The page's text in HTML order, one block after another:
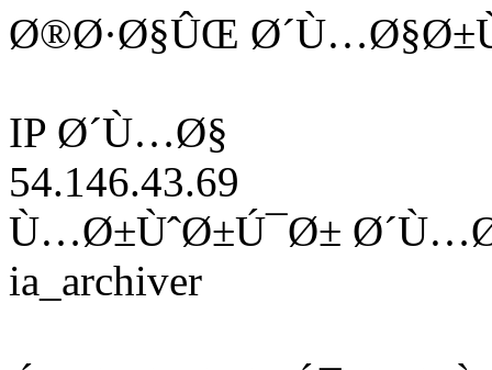
Ø®Ø·Ø§ÛŒ
IP Ø´Ù…Ø§
54.146.43.69
Ù…Ø±ÙˆØ±Ú¯Ø±
ia_archiver